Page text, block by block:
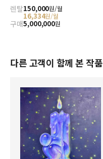
렌탈150,000원/월
16,334원/월
구매5,000,000원
다른 고객이 함께 본 작품